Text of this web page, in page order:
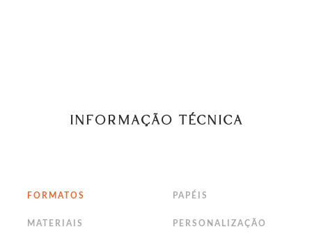
INFORMAÇÃO TÉCNICA
FORMATOS PAPÉIS
MATERIAIS PERSONALIZAÇÃO